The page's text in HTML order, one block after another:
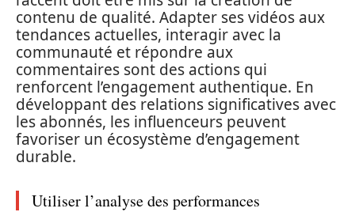
contenu de qualité. Adapter ses vidéos aux
tendances actuelles, interagir avec la
communauté et répondre aux
commentaires sont des actions qui
renforcent l’engagement authentique. En
développant des relations significatives avec
les abonnés, les influenceurs peuvent
favoriser un écosystème d’engagement
durable.
Utiliser l’analyse des performances